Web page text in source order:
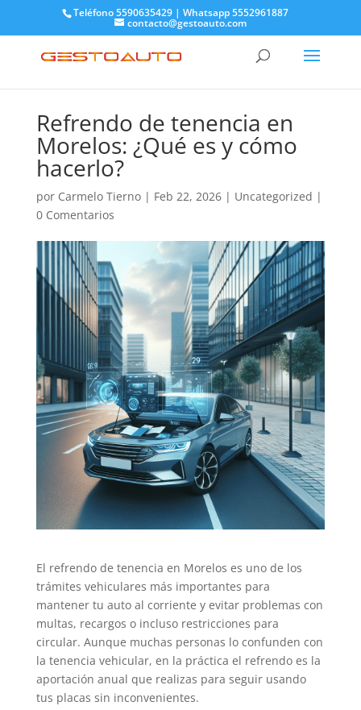
Teléfono 5590635429 | Whatsapp 5552961887
contacto@gestoauto.com
Refrendo de tenencia en
Morelos: ¿Qué es y cómo
hacerlo?
por Carmelo Tierno| Feb 22, 2026| Uncategorized |
0 Comentarios
El refrendo de tenencia en Morelos es uno de los
trámites vehiculares más importantes para
mantener tu auto al corriente y evitar problemas con
multas, recargos o incluso restricciones para
circular. Aunque muchas personas lo confunden con
la tenencia vehicular, en la práctica el refrendo es la
aportación anual que realizas para seguir usando
tus placas sin inconvenientes.